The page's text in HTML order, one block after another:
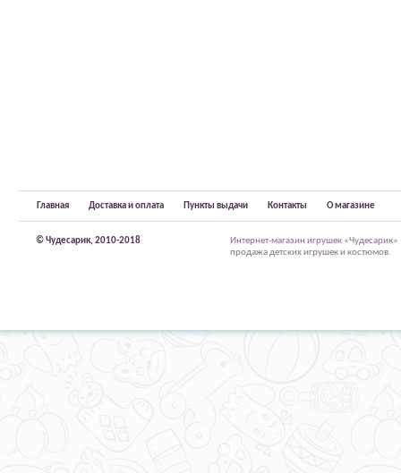
Главная Доставка и оплата Пункты выдачи Контакты О магазине
© Чудесарик, 2010-2018
Интернет-магазин игрушек
продажа детских игрушек и костюмов.